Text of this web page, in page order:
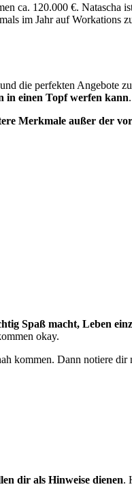
ca. 120.000 €. Natascha
im Jahr auf Workations
die perfekten Angebote
in einen Topf werfen kann.
Merkmale außer der
Spaß macht, Leben
okay.
kommen. Dann notiere
dir als Hinweise dienen.